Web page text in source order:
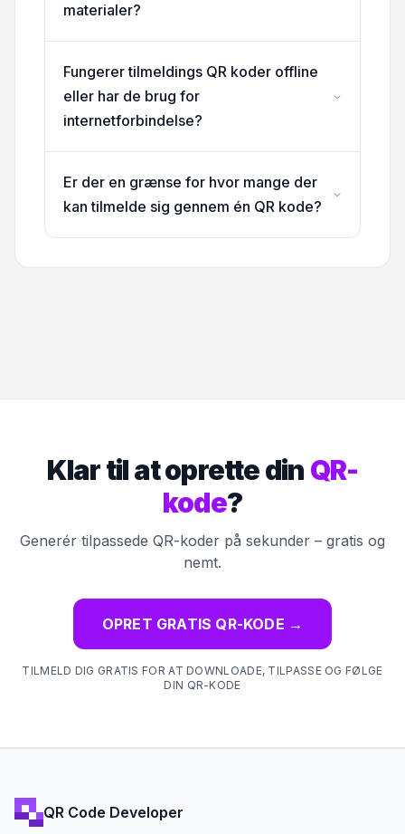
materialer?
Fungerer tilmeldings QR koder offline
eller har de brug for
internetforbindelse?
Er der en grænse for hvor mange der
kan tilmelde sig gennem én QR kode?
Klar til at oprette din QR-
kode?
Generér tilpassede QR-koder på sekunder – gratis og
nemt.
OPRET GRATIS QR-KODE →
TILMELD DIG GRATIS FOR AT DOWNLOADE, TILPASSE OG FØLGE
DIN QR-KODE
QR Code Developer